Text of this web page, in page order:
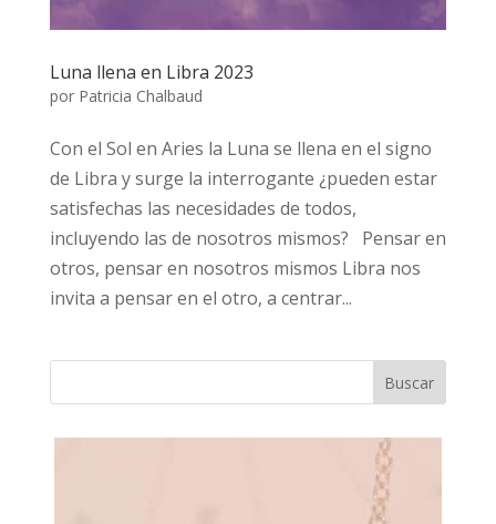
Luna llena en Libra 2023
por Patricia Chalbaud
Con el Sol en Aries la Luna se llena en el signo
de Libra y surge la interrogante ¿pueden estar
satisfechas las necesidades de todos,
incluyendo las de nosotros mismos? Pensar en
otros, pensar en nosotros mismos Libra nos
invita a pensar en el otro, a centrar...